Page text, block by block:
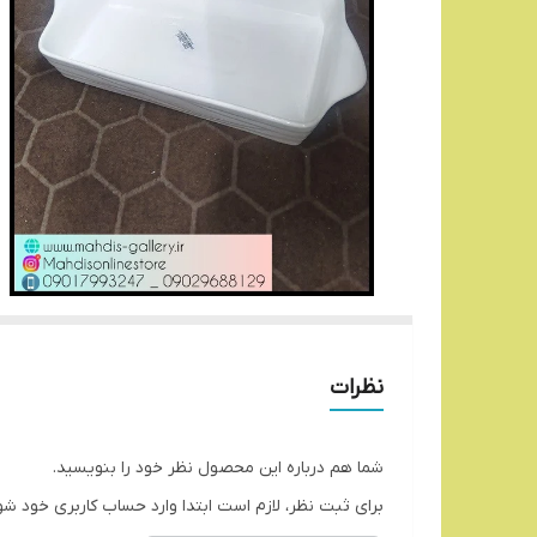
نظرات
شما هم درباره این محصول نظر خود را بنویسید.
برای ثبت نظر، لازم است ابتدا وارد حساب کاربری خود